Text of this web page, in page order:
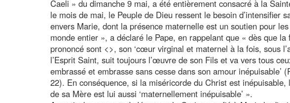
Caeli » du dimanche 9 mai, a été entièrement consacré à la
le mois de mai, le Peuple de Dieu ressent le besoin d’intensifier
envers Marie, dont la présence maternelle est un soutien pour
monde entier », a déclaré le Pape, en rappelant que « dès que
prononcé sont <>, son ‘cœur virginal et maternel à la fois, sous
l’Esprit Saint, suit toujours l’œuvre de son Fils et va vers tous
embrassé et embrasse sans cesse dans son amour inépuisable’
22). En conséquence, si la miséricorde du Christ est
de sa Mère est lui aussi ‘maternellement inépuisable’ ».